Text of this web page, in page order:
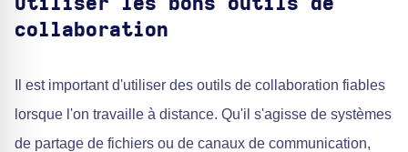
collaboration
Il est important d'utiliser des outils de collaboration fiables
lorsque l'on travaille à distance. Qu'il s'agisse de systèmes
de partage de fichiers ou de canaux de communication,